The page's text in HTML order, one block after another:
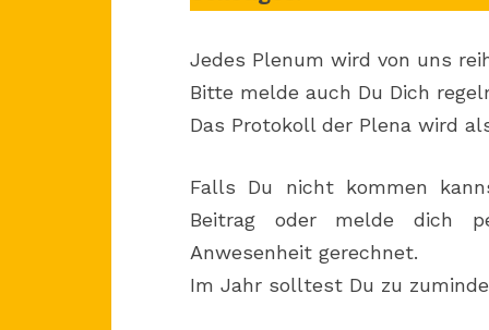
Jedes Plenum wird von uns
Bitte melde auch Du Dich
Das Protokoll der Plena wird
Falls Du nicht kommen
Beitrag oder melde dich
Anwesenheit gerechnet.
Im Jahr solltest Du zu